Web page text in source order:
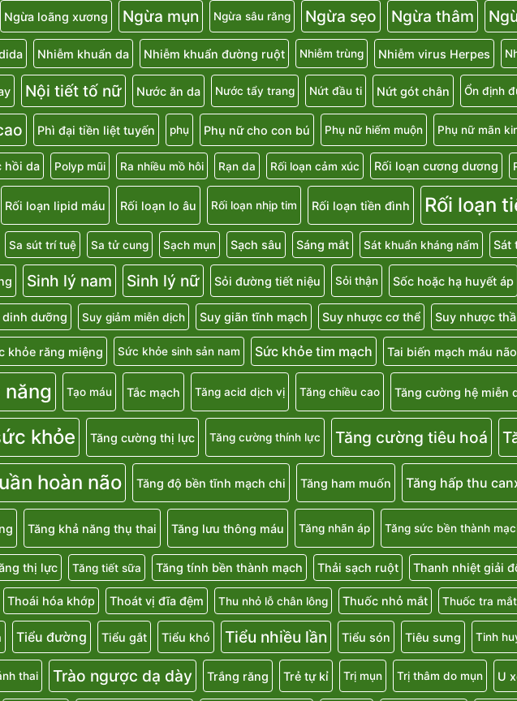
Ngừa loãng xương Ngừa mụn Ngừa sâu răng Ngừa sẹo Ngừa thâm
Nhiễm khuẩn da Nhiễm khuẩn đường ruột Nhiễm trùng Nhiễm virus Herpes
Nội tiết tố nữ Nước ăn da Nước tẩy trang Nứt đầu ti Nứt gót chân Ổn định
Phì đại tiền liệt tuyến phụ Phụ nữ cho con bú Phụ nữ hiếm muộn Phụ nữ mãn
hồi da Polyp mũi Ra nhiều mồ hôi Rạn da Rối loạn cảm xúc Rối loạn cương dương
Rối loạn lipid máu Rối loạn lo âu Rối loạn nhịp tim Rối loạn tiền đình Rối loạn
Sa sút trí tuệ Sa tử cung Sạch mụn Sạch sâu Sáng mắt Sát khuẩn kháng nấm Sát
Sinh lý nam Sinh lý nữ Sỏi đường tiết niệu Sỏi thận Sốc hoặc hạ huyết áp
dinh dưỡng Suy giảm miễn dịch Suy giãn tĩnh mạch Suy nhược cơ thể Suy nhược
khỏe răng miệng Sức khỏe sinh sản nam Sức khỏe tim mạch Tai biến mạch máu não
Tạo máu Tắc mạch Tăng acid dịch vị Tăng chiều cao Tăng cường hệ miễn
khỏe Tăng cường thị lực Tăng cường thính lực Tăng cường tiêu hoá
hoàn não Tăng độ bền tĩnh mạch chi Tăng ham muốn Tăng hấp thu
Tăng khả năng thụ thai Tăng lưu thông máu Tăng nhãn áp Tăng sức bền thành
thị lực Tăng tiết sữa Tăng tính bền thành mạch Thải sạch ruột Thanh nhiệt giải
Thoái hóa khớp Thoát vị đĩa đệm Thu nhỏ lỗ chân lông Thuốc nhỏ mắt Thuốc tra mắt
Tiểu đường Tiểu gắt Tiểu khó Tiểu nhiều lần Tiểu són Tiêu sưng Tinh
thai Trào ngược dạ dày Trắng răng Trẻ tự kỉ Trị mụn Trị thâm do mụn U